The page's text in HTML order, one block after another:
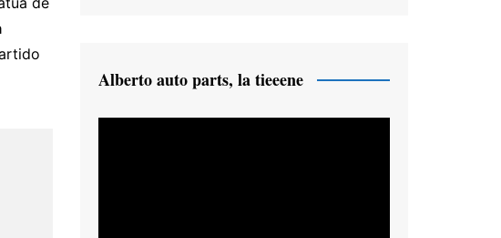
Alberto auto parts, la tieeene